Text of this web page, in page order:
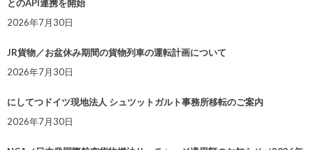
とのAPI連携を開始
2026年7月30日
JR貨物／お盆休み期間の貨物列車の運転計画について
2026年7月30日
にしてつドイツ現地法人 シュツットガルト事務所移転のご案内
2026年7月30日